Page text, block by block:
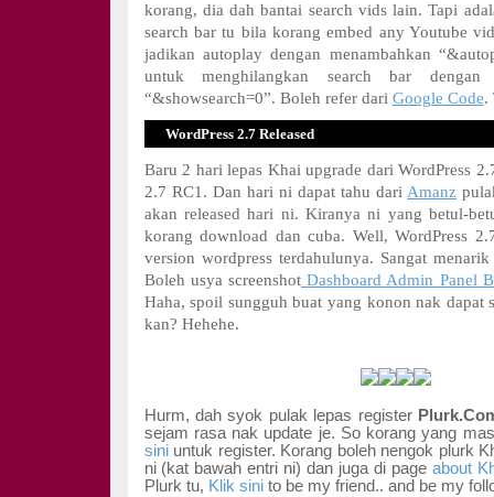
korang, dia dah bantai search vids lain. Tapi
search bar tu bila korang embed any Youtube
jadikan autoplay dengan menambahkan
untuk menghilangkan search bar dengan
“&showsearch=0”. Boleh refer dari Google Code.
WordPress 2.7 Released
Baru 2 hari lepas Khai upgrade dari WordPress
2.7 RC1. Dan hari ni dapat tahu dariAmanz
akan released hari ni. Kiranya ni yang betul-
korang download dan cuba. Well, WordPress
version wordpress terdahulunya. Sangat
Boleh usya screenshotDashboard Admin Panel
Haha, spoil sungguh buat yang konon nak dapat
kan? Hehehe.
Hurm, dah syok pulak lepas register
sejam rasa nak update je. So korang yang
siniuntuk register. Korang boleh nengok plurk
ni (kat bawah entri ni) dan juga di page about
Plurk tu, Klik sinito be my friend.. and be my